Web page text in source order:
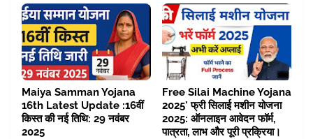
Maiya Samman Yojana
16th Latest Update :16वीं
किस्त की नई तिथि: 29 नवंबर
2025
Free Silai Machine Yojana
2025' फ्री सिलाई मशीन योजना
2025: ऑनलाइन आवेदन फॉर्म,
पात्रता, लाभ और पूरी प्रक्रिया।